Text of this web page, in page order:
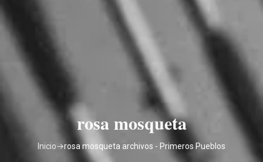
rosa mosqueta
Inicio→rosa mosqueta archivos - Primeros Pueblos